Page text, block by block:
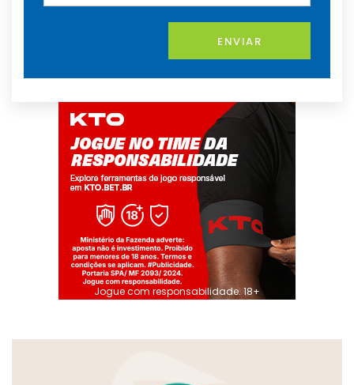
ENVIAR
Jogue com responsabilidade. 18+